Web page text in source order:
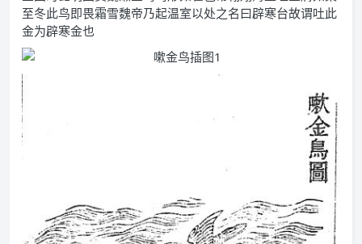
至冬此鸟即畏霜雪魏帝乃起温室以处之名曰辟寒台故谓吐此
金为辟寒金也